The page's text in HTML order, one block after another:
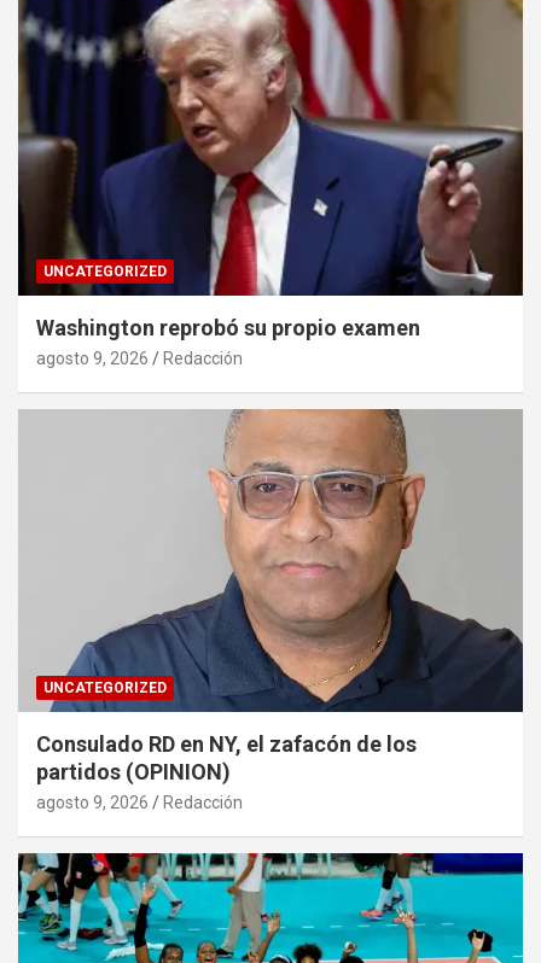
UNCATEGORIZED
Washington reprobó su propio examen
agosto 9, 2026 Redacción
UNCATEGORIZED
Consulado RD en NY, el zafacón de los
partidos (OPINION)
agosto 9, 2026 Redacción